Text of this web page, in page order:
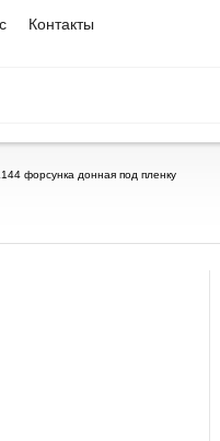
Контакты
форсунка донная под пленку